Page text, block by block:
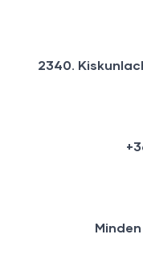
2340.